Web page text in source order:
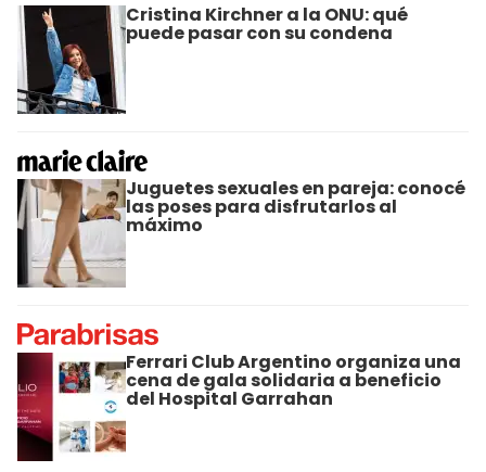
Cristina Kirchner a la ONU: qué
puede pasar con su condena
Juguetes sexuales en pareja: conocé
las poses para disfrutarlos al
máximo
Ferrari Club Argentino organiza una
cena de gala solidaria a beneficio
del Hospital Garrahan